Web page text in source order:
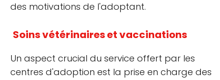
des motivations de l'adoptant.
Soins vétérinaires et vaccinations
Un aspect crucial du service offert par les
centres d'adoption est la prise en charge des